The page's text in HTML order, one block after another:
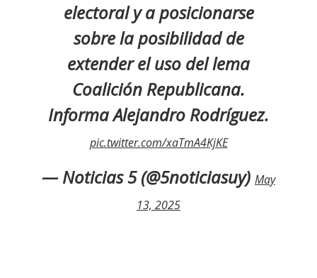
electoral y a posicionarse
sobre la posibilidad de
extender el uso del lema
Coalición Republicana.
Informa Alejandro Rodríguez.
pic.twitter.com/xaTmA4KjKE
— Noticias 5 (@5noticiasuy) May
13, 2025